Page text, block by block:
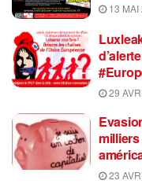
13 MAI
29
23